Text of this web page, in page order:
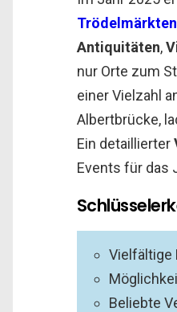
Trödelmärkten
Antiquitäten,
nur Orte zum
einer Vielzahl
Albertbrücke,
Ein detaillierter
Events für das
Vielfältige
Beliebte